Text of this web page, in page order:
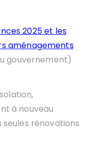
2025 et les
aménagements
gouvernement)
à nouveau
rénovations